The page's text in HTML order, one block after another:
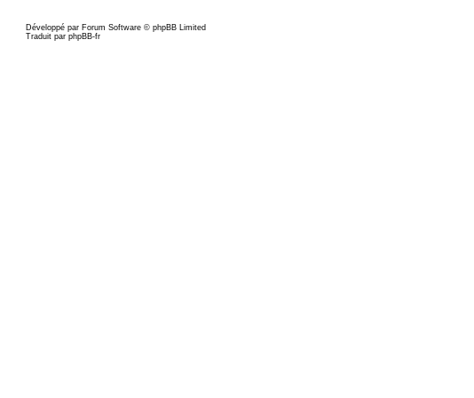
Développé par Forum Software © phpBB Limited
Traduit par phpBB-fr